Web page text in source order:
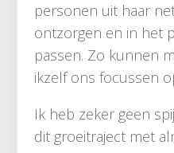
personen uit haar
ontzorgen en in het
passen. Zo kunnen
ikzelf ons focussen
Ik heb zeker geen
dit groeitraject met